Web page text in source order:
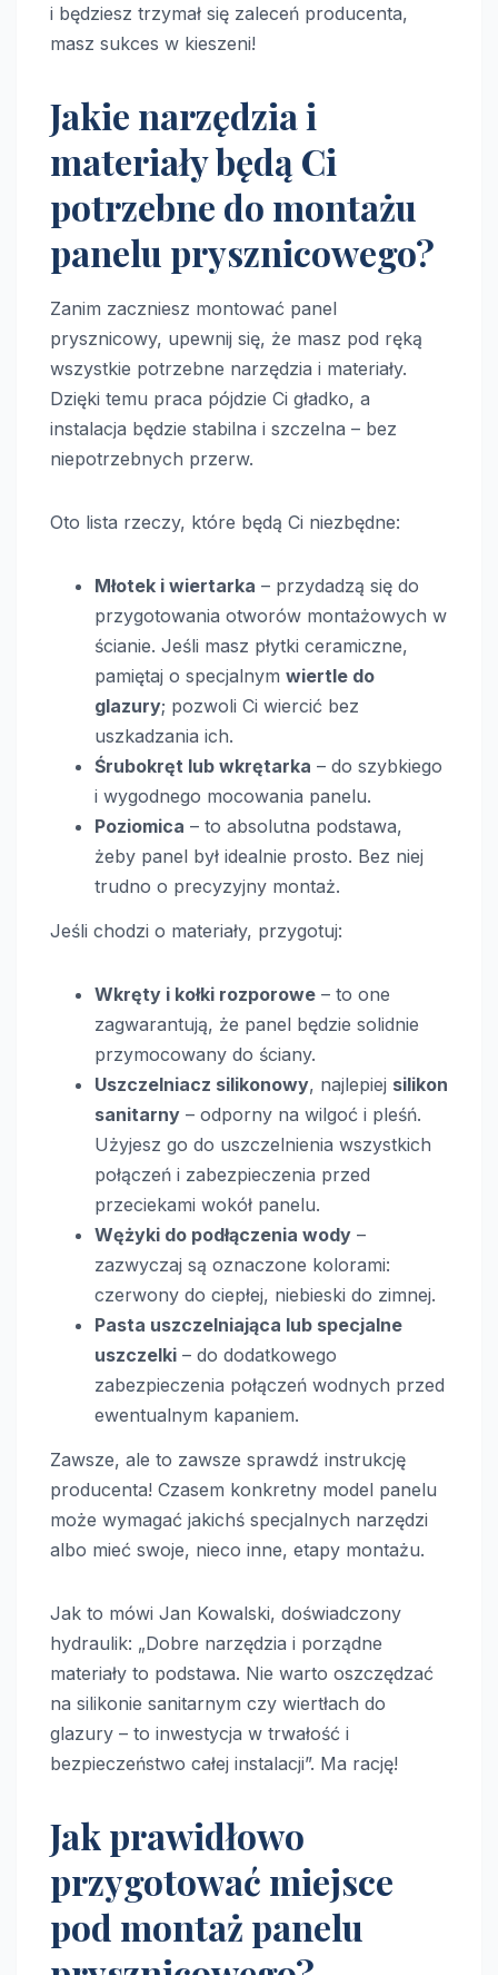
i będziesz trzymał się zaleceń producenta,
masz sukces w kieszeni!
Jakie narzędzia i
materiały będą Ci
potrzebne do montażu
panelu prysznicowego?
Zanim zaczniesz montować panel
prysznicowy, upewnij się, że masz pod ręką
wszystkie potrzebne narzędzia i materiały.
Dzięki temu praca pójdzie Ci gładko, a
instalacja będzie stabilna i szczelna – bez
niepotrzebnych przerw.
Oto lista rzeczy, które będą Ci niezbędne:
Młotek i wiertarka – przydadzą się do
przygotowania otworów montażowych w
ścianie. Jeśli masz płytki ceramiczne,
pamiętaj o specjalnym wiertle do
glazury; pozwoli Ci wiercić bez
uszkadzania ich.
Śrubokręt lub wkrętarka – do szybkiego
i wygodnego mocowania panelu.
Poziomica – to absolutna podstawa,
żeby panel był idealnie prosto. Bez niej
trudno o precyzyjny montaż.
Jeśli chodzi o materiały, przygotuj:
Wkręty i kołki rozporowe – to one
zagwarantują, że panel będzie solidnie
przymocowany do ściany.
Uszczelniacz silikonowy, najlepiej silikon
sanitarny – odporny na wilgoć i pleśń.
Użyjesz go do uszczelnienia wszystkich
połączeń i zabezpieczenia przed
przeciekami wokół panelu.
Wężyki do podłączenia wody –
zazwyczaj są oznaczone kolorami:
czerwony do ciepłej, niebieski do zimnej.
Pasta uszczelniająca lub specjalne
uszczelki – do dodatkowego
zabezpieczenia połączeń wodnych przed
ewentualnym kapaniem.
Zawsze, ale to zawsze sprawdź instrukcję
producenta! Czasem konkretny model panelu
może wymagać jakichś specjalnych narzędzi
albo mieć swoje, nieco inne, etapy montażu.
Jak to mówi Jan Kowalski, doświadczony
hydraulik: „Dobre narzędzia i porządne
materiały to podstawa. Nie warto oszczędzać
na silikonie sanitarnym czy wiertłach do
glazury – to inwestycja w trwałość i
bezpieczeństwo całej instalacji”. Ma rację!
Jak prawidłowo
przygotować miejsce
pod montaż panelu